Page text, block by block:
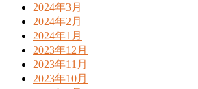
2024年3月
2024年2月
2024年1月
2023年12月
2023年11月
2023年10月